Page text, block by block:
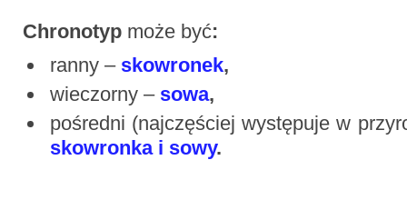
Chronotyp może być:
ranny – skowronek,
wieczorny – sowa,
pośredni (najczęściej występuje w
skowronka i sowy.